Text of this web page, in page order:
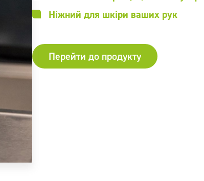
Ніжний для шкіри ваших рук
Перейти до продукту